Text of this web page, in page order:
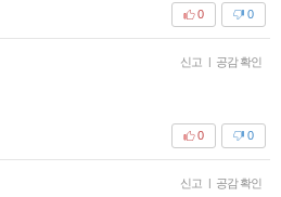
0
0
신고 | 공감 확인
0
0
신고 | 공감 확인